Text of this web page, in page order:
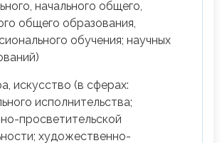
начального общего,
общего образования,
обучения; научных
искусство (в сферах:
исполнительства;
просветительской
художественно-